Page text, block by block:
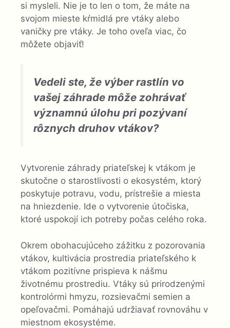
si mysleli. Nie je to len o tom, že máte na
svojom mieste kŕmidlá pre vtáky alebo
vaničky pre vtáky. Je toho oveľa viac, čo
môžete objaviť!
Vedeli ste, že výber rastlín vo
vašej záhrade môže zohrávať
významnú úlohu pri pozývaní
rôznych druhov vtákov?
Vytvorenie záhrady priateľskej k vtákom je
skutočne o starostlivosti o ekosystém, ktorý
poskytuje potravu, vodu, prístrešie a miesta
na hniezdenie. Ide o vytvorenie útočiska,
ktoré uspokojí ich potreby počas celého roka.
Okrem obohacujúceho zážitku z pozorovania
vtákov, kultivácia prostredia priateľského k
vtákom pozitívne prispieva k nášmu
životnému prostrediu. Vtáky sú prirodzenými
kontrolórmi hmyzu, rozsievačmi semien a
opeľovačmi. Pomáhajú udržiavať rovnováhu v
miestnom ekosystéme.